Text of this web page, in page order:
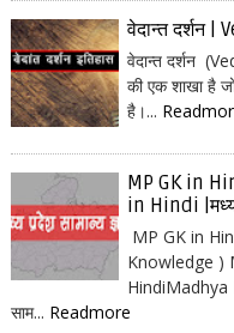
वेदान्त दर्शन
वेदान्त दर्शन
की एक शाखा है जो
है।...
MP GK in
in Hindi |मध्य
MP GK in
Knowledge )
HindiMadhya
साम... Readmore